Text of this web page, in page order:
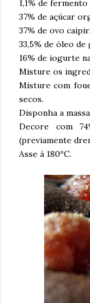
1,1% de
37% de açúcar
37% de ovo
33,5% de óleo de
16% de iogurte
Misture os
Misture com
secos.
Disponha a
Decore com
(previamente
Asse à 180ºC.